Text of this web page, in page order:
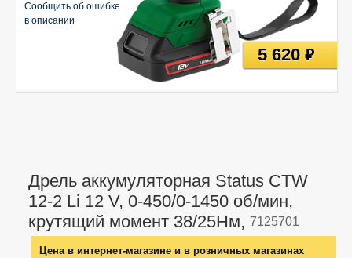
Дрель аккумуляторная Status CTW
12-2 Li 12 V, 0-450/0-1450 об/мин,
крутящий момент 38/25Нм, 7125701
Цена в интернет-магазине и в розничных магазинах
Сообщить об ошибке
в описании
5 620руб